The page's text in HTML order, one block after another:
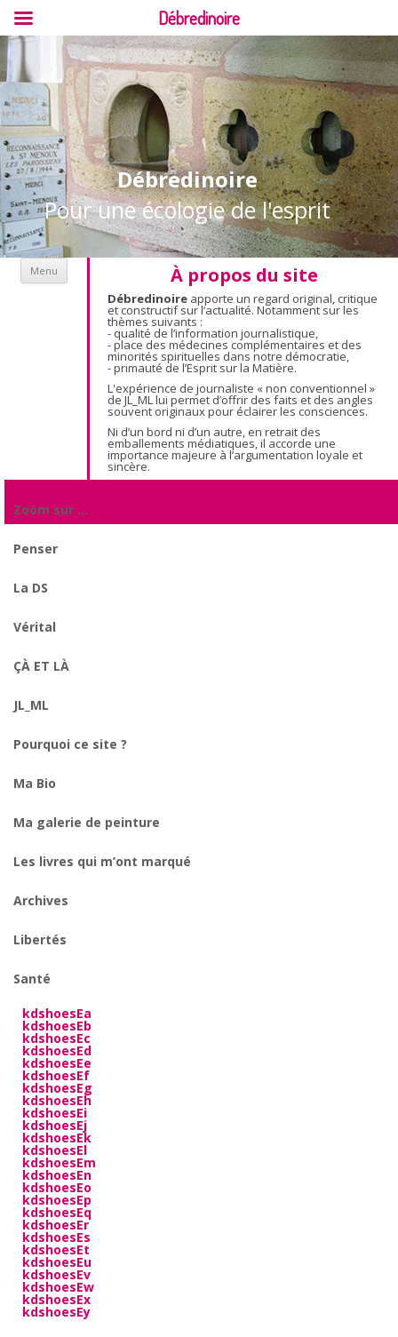
Débredinoire
Pour une écologie de l'esprit
À propos du site
Débredinoire apporte un regard original, critique
et constructif sur l’actualité. Notamment sur les
thèmes suivants :
- qualité de l’information journalistique,
- place des médecines complémentaires et des
minorités spirituelles dans notre démocratie,
- primauté de l’Esprit sur la Matière.
L'expérience de journaliste « non conventionnel »
de JL_ML lui permet d’offrir des faits et des angles
souvent originaux pour éclairer les consciences.
Ni d’un bord ni d’un autre, en retrait des
emballements médiatiques, il accorde une
importance majeure à l’argumentation loyale et
sincère.
Menu Aller au contenu
Zoom sur …
Penser
La DS
Vérital
ÇÀ ET LÀ
JL_ML
Pourquoi ce site ?
Ma Bio
Ma galerie de peinture
Les livres qui m’ont marqué
Archives
Libertés
Santé
kdshoesEa
kdshoesEb
kdshoesEc
kdshoesEd
kdshoesEe
kdshoesEf
kdshoesEg
kdshoesEh
kdshoesEi
kdshoesEj
kdshoesEk
kdshoesEl
kdshoesEm
kdshoesEn
kdshoesEo
kdshoesEp
kdshoesEq
kdshoesEr
kdshoesEs
kdshoesEt
kdshoesEu
kdshoesEv
kdshoesEw
kdshoesEx
kdshoesEy
Débredinoire